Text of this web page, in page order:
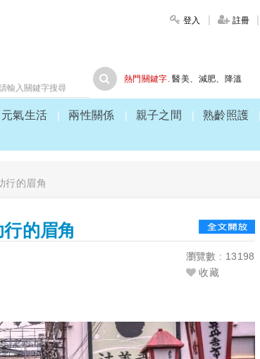
登入 註冊
熱門關鍵字. 醫美、 減肥、 降溫
元氣生活 兩性關係 親子之間 熟齡照護
行的眉角
的眉角
瀏覽數 : 13198
收藏